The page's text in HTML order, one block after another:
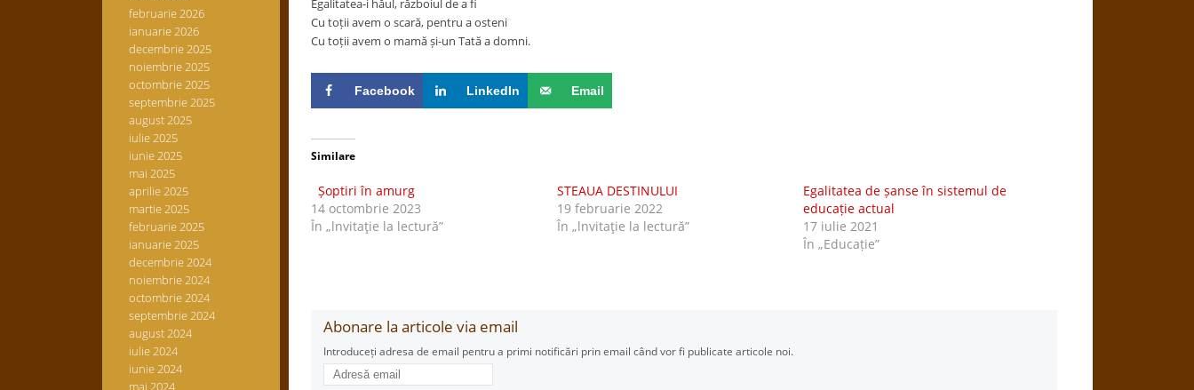
februarie 2026
ianuarie 2026
decembrie 2025
noiembrie 2025
octombrie 2025
septembrie 2025
august 2025
iulie 2025
iunie 2025
mai 2025
aprilie 2025
martie 2025
februarie 2025
ianuarie 2025
decembrie 2024
noiembrie 2024
octombrie 2024
septembrie 2024
august 2024
iulie 2024
iunie 2024
mai 2024
Egalitatea-i hăul, războiul de a fi
Cu toții avem o scară, pentru a osteni
Cu toții avem o mamă și-un Tată a domni.
Facebook LinkedIn Email
Similare
Șoptiri în amurg
14 octombrie 2023
În „lnvitaţie la lectură”
STEAUA DESTINULUI
19 februarie 2022
În „lnvitaţie la lectură”
Egalitatea de șanse în sistemul de
educație actual
17 iulie 2021
În „Educație”
Abonare la articole via email
Introduceți adresa de email pentru a primi notificări prin email când vor fi publicate articole noi.
Adresă
email